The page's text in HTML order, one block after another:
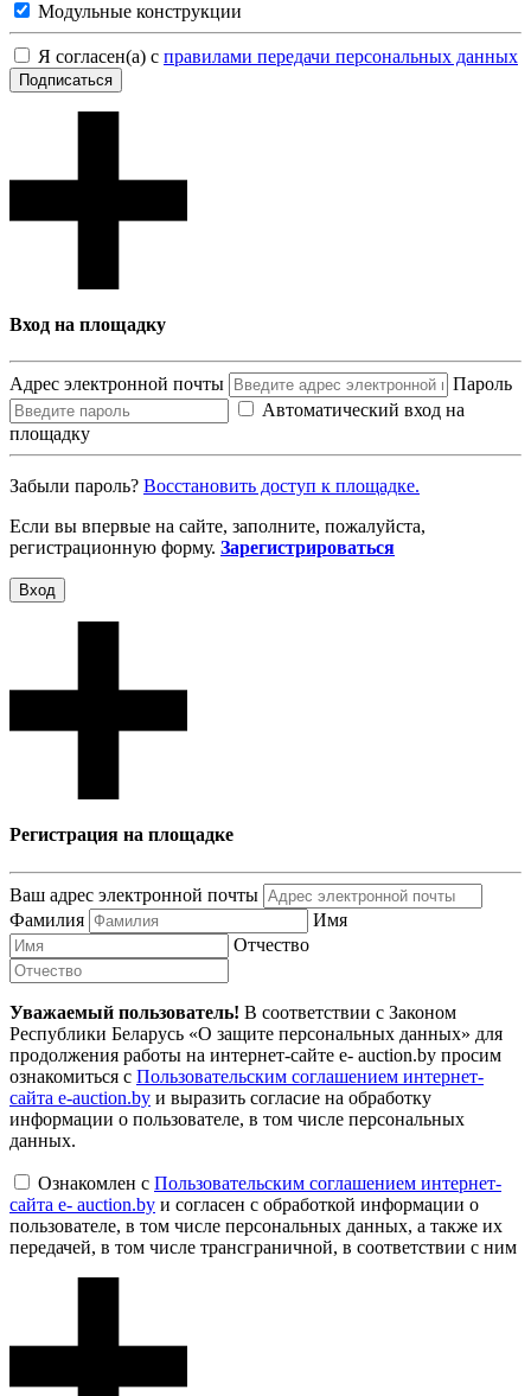
Модульные конструкции
Я согласен(а) с правилами передачи персональных данных
Подписаться
Вход на площадку
Адрес электронной почты
Пароль
Автоматический вход на
площадку
Забыли пароль? Восcтановить доступ к площадке.
Если вы впервые на сайте, заполните, пожалуйста,
регистрационную форму. Зарегистрироваться
Вход
Регистрация на площадке
Ваш адрес электронной почты
Фамилия
Имя
Отчество
Уважаемый пользователь! В соответствии с Законом
Республики Беларусь «О защите персональных данных» для
продолжения работы на интернет-сайте e- auction.by просим
ознакомиться с Пользовательским соглашением интернет-
сайта e-auction.by и выразить согласие на обработку
информации о пользователе, в том числе персональных
данных.
Ознакомлен с Пользовательским соглашением интернет-
сайта e- auction.by и согласен с обработкой информации о
пользователе, в том числе персональных данных, а также их
передачей, в том числе трансграничной, в соответствии с ним